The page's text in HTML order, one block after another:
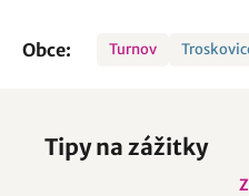
Obce: Turnov
Tipy na zážitky